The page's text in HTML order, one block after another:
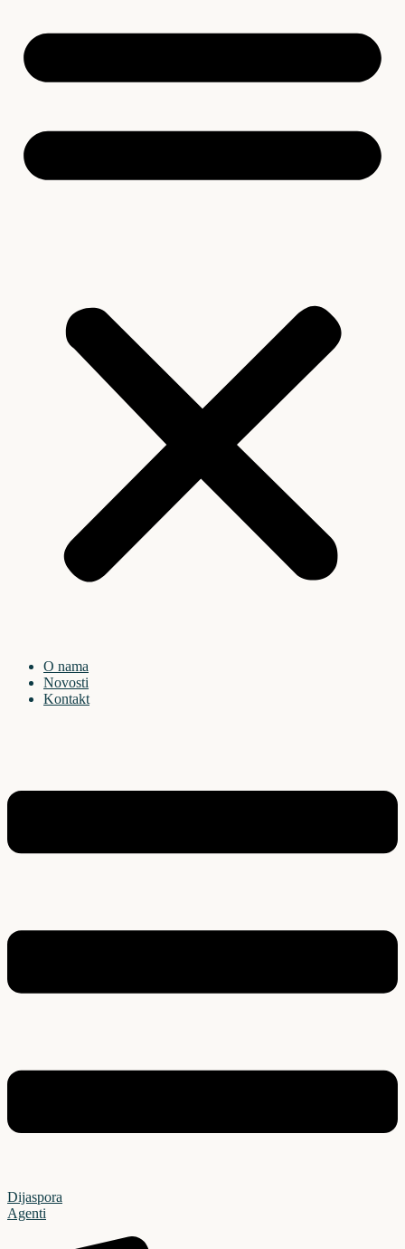
O nama
Novosti
Kontakt
Dijaspora
Agenti